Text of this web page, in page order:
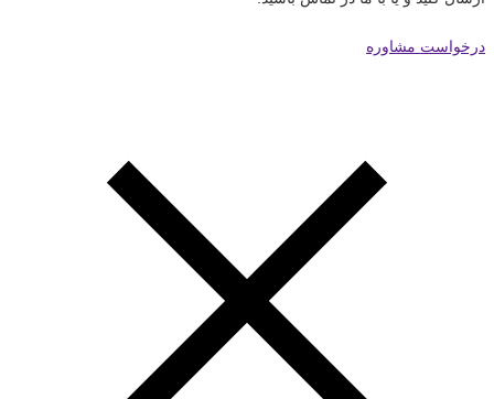
درخواست مشاوره